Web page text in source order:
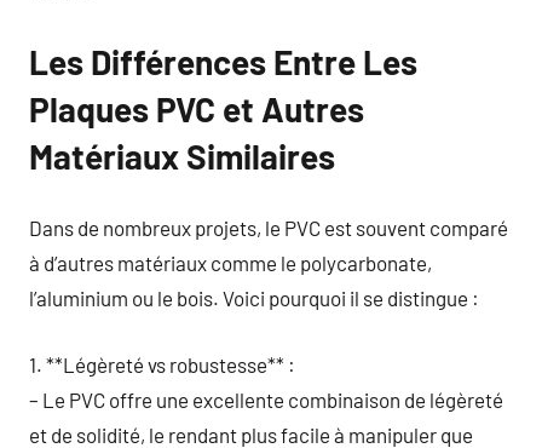
Les Différences Entre Les
Plaques PVC et Autres
Matériaux Similaires
Dans de nombreux projets, le PVC est souvent comparé
à d’autres matériaux comme le polycarbonate,
l’aluminium ou le bois. Voici pourquoi il se distingue :
1. **Légèreté vs robustesse** :
– Le PVC offre une excellente combinaison de légèreté
et de solidité, le rendant plus facile à manipuler que